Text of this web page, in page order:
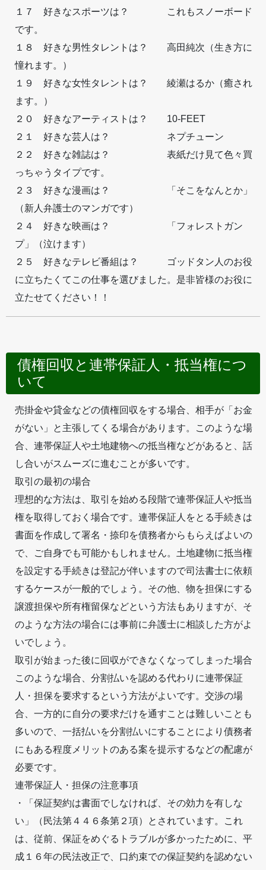
１７ 好きなスポーツは？ これもスノーボード
です。
１８ 好きな男性タレントは？ 高田純次（生き方に
憧れます。）
１９ 好きな女性タレントは？ 綾瀬はるか（癒され
ます。）
２０ 好きなアーティストは？ 10-FEET
２１ 好きな芸人は？ ネプチューン
２２ 好きな雑誌は？ 表紙だけ見て色々買
っちゃうタイプです。
２３ 好きな漫画は？ 「そこをなんとか」
（新人弁護士のマンガです）
２４ 好きな映画は？ 「フォレストガン
プ」（泣けます）
２５ 好きなテレビ番組は？ ゴッドタン人のお役
に立ちたくてこの仕事を選びました。是非皆様のお役に
立たせてください！！
債権回収と連帯保証人・抵当権につ
いて
売掛金や貸金などの債権回収をする場合、相手が「お金
がない」と主張してくる場合があります。このような場
合、連帯保証人や土地建物への抵当権などがあると、話
し合いがスムーズに進むことが多いです。
取引の最初の場合
理想的な方法は、取引を始める段階で連帯保証人や抵当
権を取得しておく場合です。連帯保証人をとる手続きは
書面を作成して署名・捺印を債務者からもらえばよいの
で、ご自身でも可能かもしれません。土地建物に抵当権
を設定する手続きは登記が伴いますので司法書士に依頼
するケースが一般的でしょう。その他、物を担保にする
譲渡担保や所有権留保などという方法もありますが、そ
のような方法の場合には事前に弁護士に相談した方がよ
いでしょう。
取引が始まった後に回収ができなくなってしまった場合
このような場合、分割払いを認める代わりに連帯保証
人・担保を要求するという方法がよいです。交渉の場
合、一方的に自分の要求だけを通すことは難しいことも
多いので、一括払いを分割払いにすることにより債務者
にもある程度メリットのある案を提示するなどの配慮が
必要です。
連帯保証人・担保の注意事項
・「保証契約は書面でしなければ、その効力を有しな
い」（民法第４４６条第２項）とされています。これ
は、従前、保証をめぐるトラブルが多かったために、平
成１６年の民法改正で、口約束での保証契約を認めない